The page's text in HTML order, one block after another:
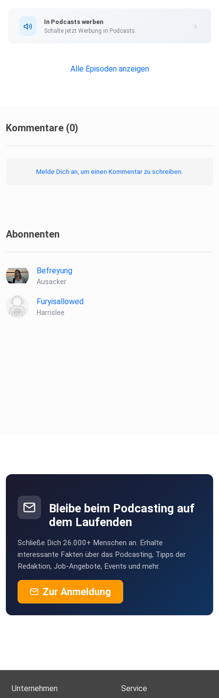
In Podcasts werben
Schalte jetzt Werbung in Podcasts.
Alle Episoden anzeigen
Kommentare (0)
Melde Dich an, um einen Kommentar zu schreiben.
Abonnenten
Befreyung
Ausacker
Furyisallowed
Harrislee
Bleibe beim Podcasting auf
dem Laufenden
Schließe Dich 26.000+ Menschen an. Erhalte
interessante Fakten über das Podcasting, Tipps der
Redaktion, Job-Angebote, Events und mehr.
Zur Anmeldung
Unternehmen Service